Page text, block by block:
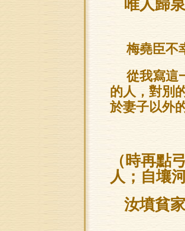
唯人歸
梅堯臣不
從我寫這
的人，對別
於妻子以外
（ 時再點
人；自壤
汝墳貧